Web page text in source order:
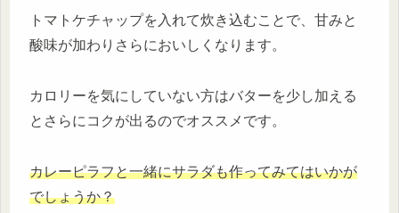
トマトケチャップを入れて炊き込むことで、甘みと
酸味が加わりさらにおいしくなります。
カロリーを気にしていない方はバターを少し加える
とさらにコクが出るのでオススメです。
カレーピラフと一緒にサラダも作ってみてはいかが
でしょうか？